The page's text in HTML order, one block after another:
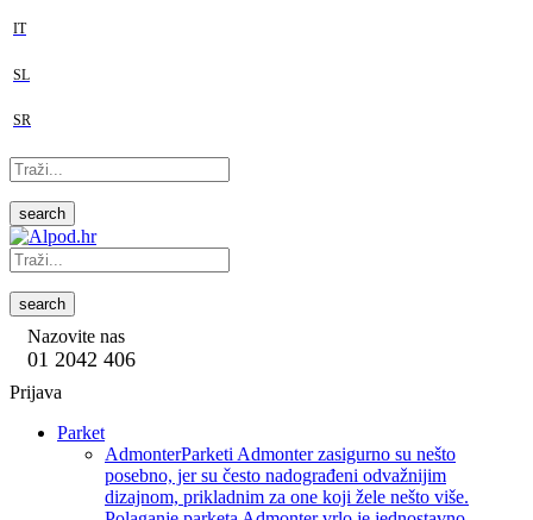
IT
SL
SR
search
search
Nazovite nas
01 2042 406
Prijava
Parket
AdmonterParketi Admonter zasigurno su nešto
posebno, jer su često nadograđeni odvažnijim
dizajnom, prikladnim za one koji žele nešto više.